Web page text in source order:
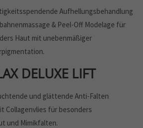
Aufhellungsbehandlung
& Peel-Off Modelage für
Haut mit unebenmäßiger
DELUXE LIFT
und glättende Anti-Falten
Collagenvlies für besonders
und Mimikfalten.